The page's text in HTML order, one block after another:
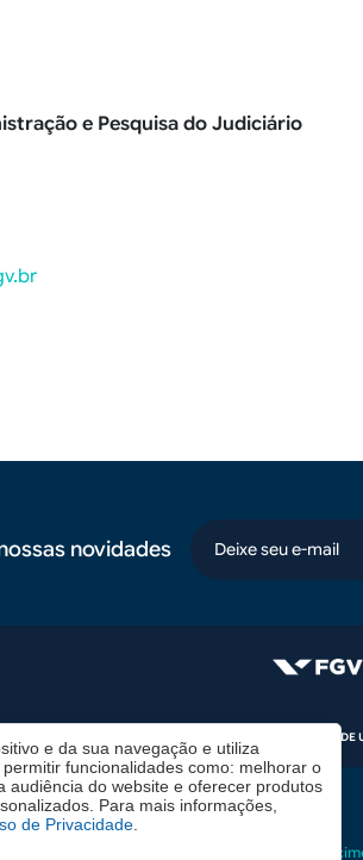
e Pesquisa do Judiciário
novidades email
TERMOS DE
Paulo Contrate-nos
e da sua navegação e utiliza
funcionalidades como: melhorar o
audiência do website e oferecer produtos
Para mais informações,
de Privacidade